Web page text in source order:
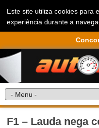
Este site utiliza cookies para
experiência durante a
F1 – Lauda nega